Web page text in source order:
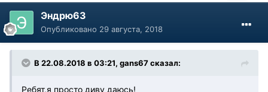
Эндрю63
Опубликовано 29 августа, 2018
В 22.08.2018 в 03:21, gans67 сказал:
Ребят,я просто диву даюсь!